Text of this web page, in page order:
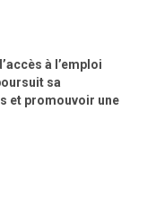
à l’emploi
sa
et promouvoir une